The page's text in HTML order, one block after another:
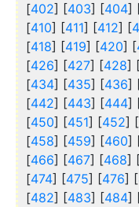
[402] [403] [404]
[410] [411] [412] [
[418] [419] [420] [
[426] [427] [428]
[434] [435] [436]
[442] [443] [444]
[450] [451] [452] [
[458] [459] [460]
[466] [467] [468]
[474] [475] [476] [
[482] [483] [484]